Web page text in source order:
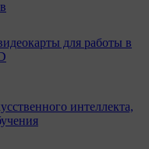
для работы в
интеллекта,